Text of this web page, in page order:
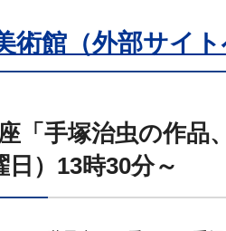
術館（外部サイト
「手塚治虫の作品
日）13時30分～